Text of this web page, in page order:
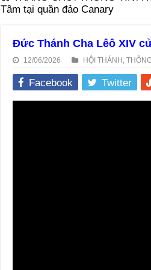
Tâm tại quần đảo Canary
Đức Thánh Cha Lêô XIV
12/06/2026 HỘI THÁNH ,
Facebook Twitter